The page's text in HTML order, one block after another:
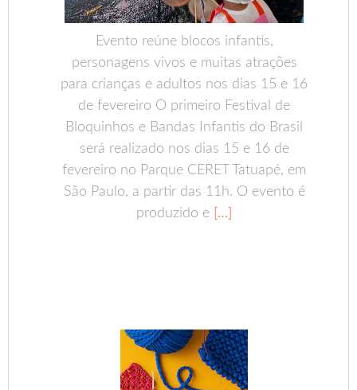
Evento reúne blocos infantis,
personagens vivos e muitas atrações
para crianças e adultos nos dias 15 e 16
de fevereiro O primeiro Festival de
Bloquinhos e Bandas Infantis do Brasil
será realizado nos dias 15 e 16 de
fevereiro no Parque CERET Tatuapé, em
São Paulo, a partir das 11h. O evento é
produzido e […]